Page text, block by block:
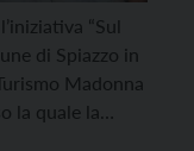
“Sul
di Spiazzo in
Madonna
la quale la